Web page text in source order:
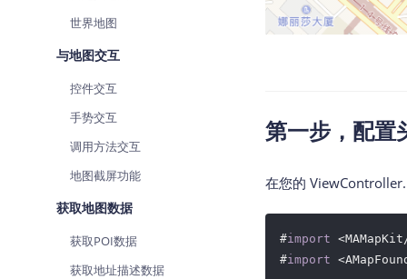
世界地图
与地图交互
控件交互
手势交互
调用方法交互
地图截屏功能
获取地图数据
获取POI数据
获取地址描述数据
第一步，配置
在您的
#import
#import